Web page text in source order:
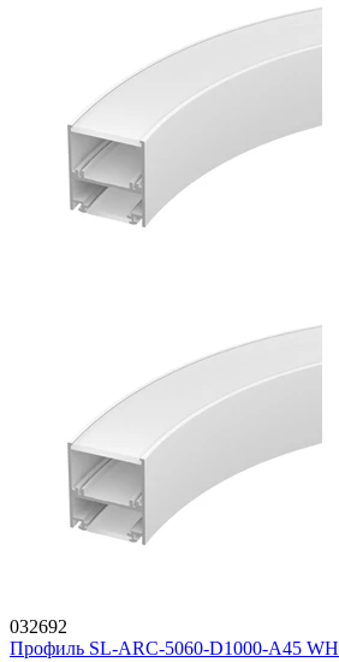
032692
Профиль SL-ARC-5060-D1000-A45